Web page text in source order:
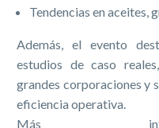
Tendencias en aceites,
Además, el evento
estudios de caso
grandes corporaciones y
eficiencia operativa.
Más